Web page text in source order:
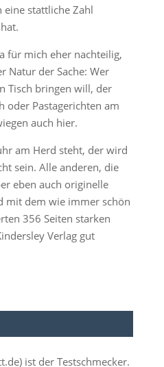
eine stattliche Zahl
für mich eher nachteilig,
Natur der Sache: Wer
Tisch bringen will, der
oder Pastagerichten am
auch hier.
am Herd steht, der wird
sein. Alle anderen, die
eben auch originelle
mit dem wie immer schön
356 Seiten starken
Verlag gut
) ist der Testschmecker.